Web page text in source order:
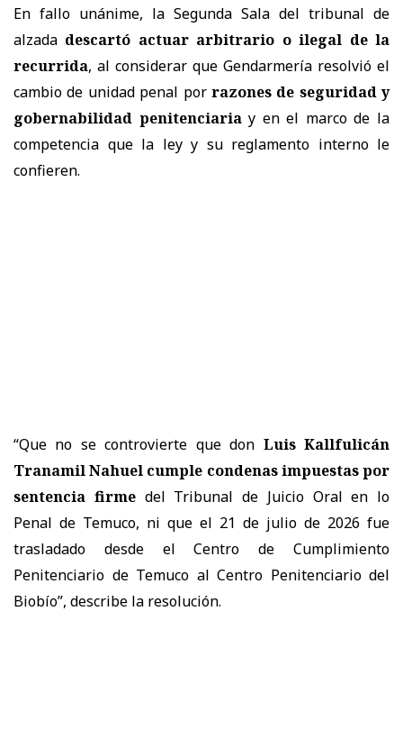
En fallo unánime, la Segunda Sala del tribunal de
alzada descartó actuar arbitrario o ilegal de la
recurrida, al considerar que Gendarmería resolvió el
cambio de unidad penal por razones de seguridad y
gobernabilidad penitenciariay en el marco de la
competencia que la ley y su reglamento interno le
confieren.
“Que no se controvierte que don Luis Kallfulicán
Tranamil Nahuel cumple condenas impuestas por
sentencia firmedel Tribunal de Juicio Oral en lo
Penal de Temuco, ni que el 21 de julio de 2026 fue
trasladado desde el Centro de Cumplimiento
Penitenciario de Temuco al Centro Penitenciario del
Biobío”, describe la resolución.